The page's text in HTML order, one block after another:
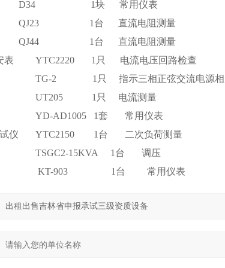
1块 常用仪表
1台 直流电阻测量
1台 直流电阻测量
安表 YTC2220 1只 电流电压回路检查
1只 指示三相正弦交流电源相
UT205 1只 电流测量
源 YD-AD1005 1套 常用仪表
测试仪 YTC2150 1台 二次负荷测量
TSGC2-15KVA 1台 调压
KT-903 1台 常用仪表